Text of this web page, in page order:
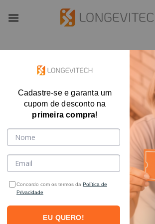
Cadastre-se e garanta um
cupom de desconto na
primeira compra!
Concordo com os termos da Política de
Privacidade
EU QUERO!